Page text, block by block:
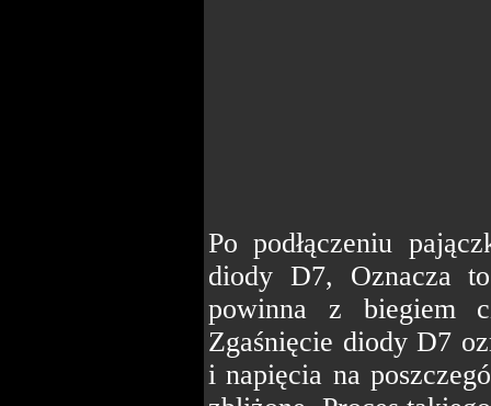
Po podłączeniu
diody D7, Oznacza
powinna z biegiem
Zgaśnięcie diody D7
i napięcia na